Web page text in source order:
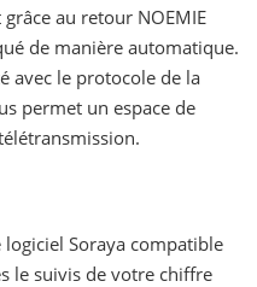
au retour NOEMIE
de manière automatique.
avec le protocole de la
permet un espace de
Soraya compatible
le suivis de votre chiffre